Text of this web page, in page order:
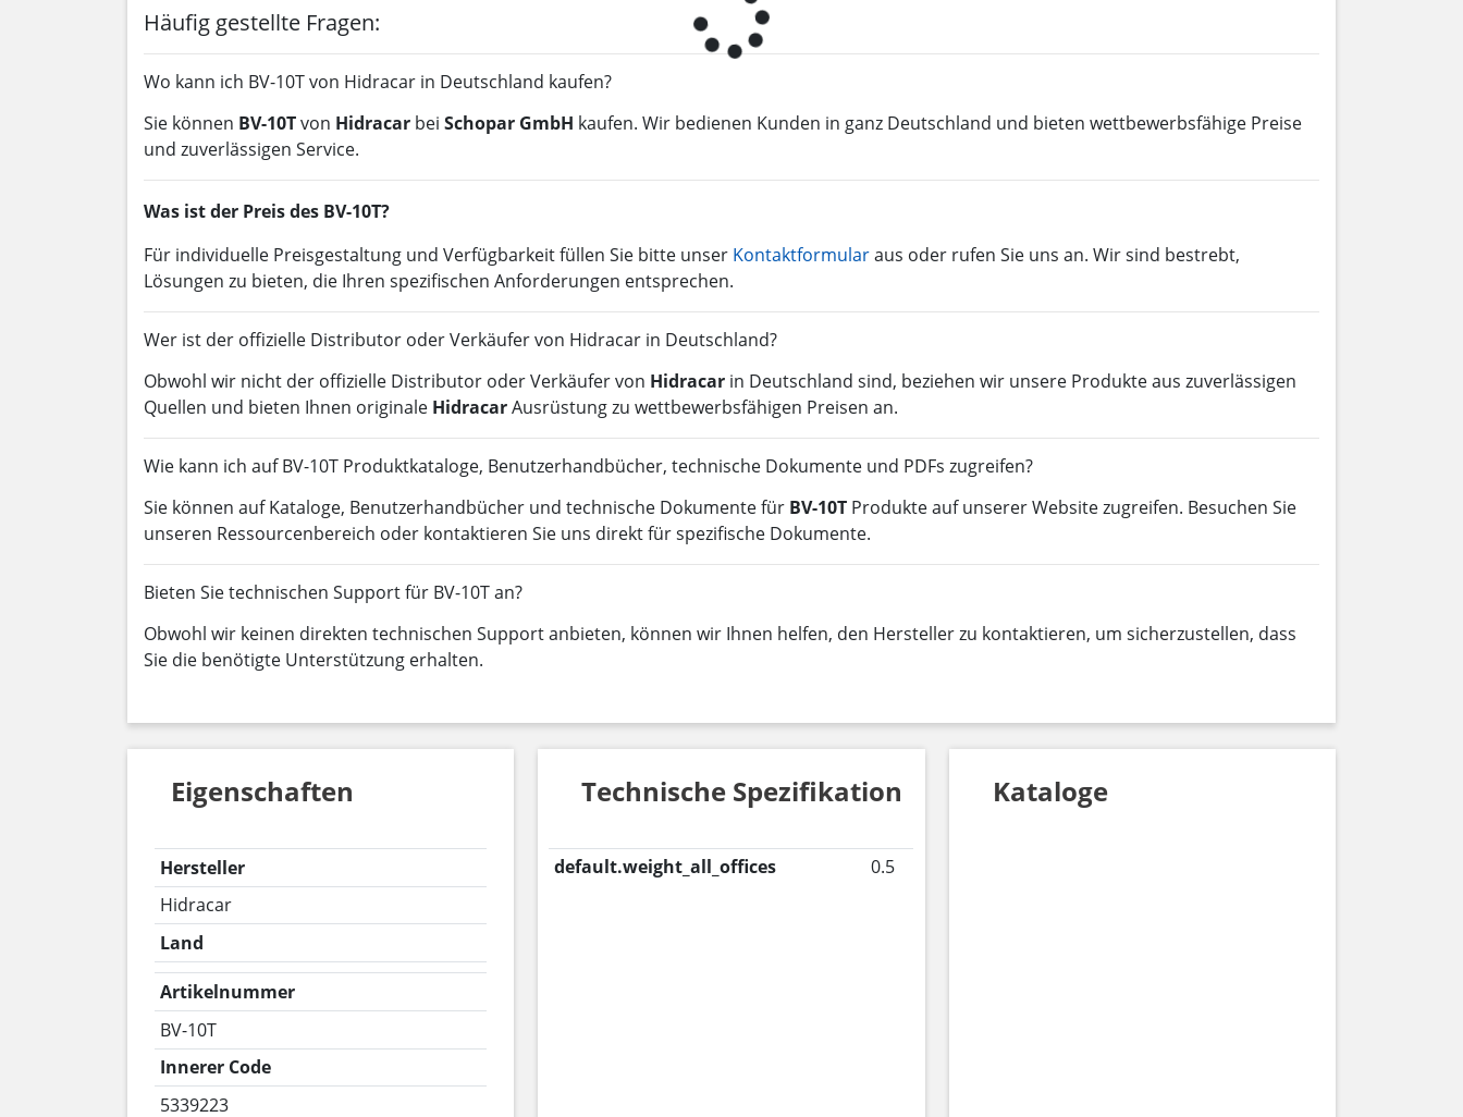
Häufig gestellte Fragen:
Wo kann ich BV-10T von Hidracar in Deutschland kaufen?
Sie können BV-10Tvon Hidracar bei Schopar GmbH kaufen. Wir bedienen Kunden in ganz Deutschland und bieten wettbewerbsfähige Preise
und zuverlässigen Service.
Was ist der Preis des BV-10T?
Für individuelle Preisgestaltung und Verfügbarkeit füllen Sie bitte unser Kontaktformularaus oder rufen Sie uns an. Wir sind bestrebt,
Lösungen zu bieten, die Ihren spezifischen Anforderungen entsprechen.
Wer ist der offizielle Distributor oder Verkäufer von Hidracar in Deutschland?
Obwohl wir nicht der offizielle Distributor oder Verkäufer von Hidracar in Deutschland sind, beziehen wir unsere Produkte aus zuverlässigen
Quellen und bieten Ihnen originale HidracarAusrüstung zu wettbewerbsfähigen Preisen an.
Wie kann ich auf BV-10T Produktkataloge, Benutzerhandbücher, technische Dokumente und PDFs zugreifen?
Sie können auf Kataloge, Benutzerhandbücher und technische Dokumente für BV-10T Produkte auf unserer Website zugreifen. Besuchen Sie
unseren Ressourcenbereich oder kontaktieren Sie uns direkt für spezifische Dokumente.
Bieten Sie technischen Support für BV-10T an?
Obwohl wir keinen direkten technischen Support anbieten, können wir Ihnen helfen, den Hersteller zu kontaktieren, um sicherzustellen, dass
Sie die benötigte Unterstützung erhalten.
Eigenschaften
Hersteller
Hidracar
Land
Artikelnummer
BV-10T
Innerer Code
5339223
Technische Spezifikation
default.weight_all_offices 0.5
Kataloge